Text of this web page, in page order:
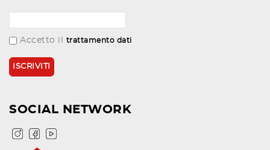
Accetto il trattamento dati
SOCIAL NETWORK